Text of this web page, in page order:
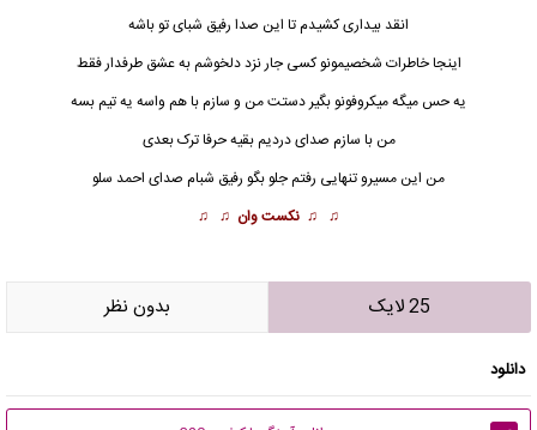
انقد بیداری کشیدم تا این صدا رفیق شبای تو باشه
اینجا خاطرات شخصیمونو کسی جار نزد دلخوشم به عشق طرفدار فقط
یه حس میگه میکروفونو بگیر دستت من و سازم با هم واسه یه تیم بسه
من با سازم صدای دردیم بقیه حرفا ترک بعدی
من این مسیرو تنهایی رفتم جلو بگو رفیق شبام صدای احمد سلو
♫ ♫ نکست وان ♫ ♫
25 لایک بدون نظر
دانلود